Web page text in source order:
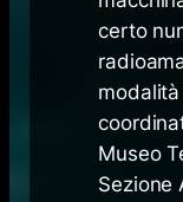
certo
modalità
Museo
Sezione